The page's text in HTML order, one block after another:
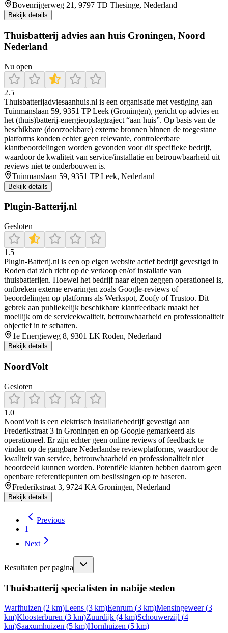
Bovenrijgerweg 21, 9797 TD Thesinge, Nederland
Bekijk details
Thuisbatterij advies aan huis Groningen, Noord
Nederland
Nu open
2.5
Thuisbatterijadviesaanhuis.nl is een organisatie met vestiging aan
Tuinmanslaan 59, 9351 TP Leek (Groningen), gericht op advies en
het (thuis)batterij-energieopslagtraject “aan huis”. Op basis van de
beschikbare (doorzoekbare) externe bronnen binnen de toegestane
platforms konden echter geen relevante, controleerbare
klantbeoordelingen worden gevonden voor dit specifieke bedrijf,
waardoor de kwaliteit van service/installatie en betrouwbaarheid uit
reviews niet te onderbouwen is.
Tuinmanslaan 59, 9351 TP Leek, Nederland
Bekijk details
Plugin-Batterij.nl
Gesloten
1.5
Plugin‑Batterij.nl is een op eigen website actief bedrijf gevestigd in
Roden dat zich richt op de verkoop en/of installatie van
thuisbatterijen. Hoewel het bedrijf naar eigen zeggen operationeel is,
ontbreken externe ervaringen zoals Google‑reviews of
beoordelingen op platforms als Werkspot, Zoofy of Trustoo. Dit
gebrek aan publiekelijk beschikbare klantfeedback maakt het
moeilijk om de servicekwaliteit, betrouwbaarheid en professionaliteit
objectief in te schatten.
1e Energieweg 8, 9301 LK Roden, Nederland
Bekijk details
NoordVolt
Gesloten
1.0
NoordVolt is een elektrisch installatiebedrijf gevestigd aan
Frederikstraat 3 in Groningen en op Google gemarkeerd als
operationeel. Er zijn echter geen online reviews of feedback te
vinden op de gangbare Nederlandse reviewplatforms, waardoor de
kwaliteit van service, betrouwbaarheid en professionaliteit niet
beoordeeld kunnen worden. Potentiële klanten hebben daarom geen
openbare referentiepunten om beslissingen op te baseren.
Frederikstraat 3, 9724 KA Groningen, Nederland
Bekijk details
Previous
1
Next
Resultaten per pagina
Thuisbatterij specialisten in nabije steden
Warfhuizen (2 km)Leens (3 km)Eenrum (3 km)Mensingeweer(3
km)Kloosterburen (3 km)Zuurdijk (4 km)Schouwerzijl (4
km)Saaxumhuizen (5 km)Hornhuizen (5 km)